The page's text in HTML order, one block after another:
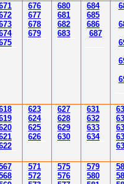
3
4
5
676
677
678
679
680
681
682
683
684
685
686
687
6
6
8
623
624
625
626
627
628
629
630
631
632
633
634
63
571
572
575
576
579
580